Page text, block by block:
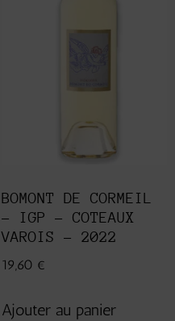
BOMONT DE CORMEIL
– IGP – COTEAUX
VAROIS – 2022
19,60 €
Ajouter au panier